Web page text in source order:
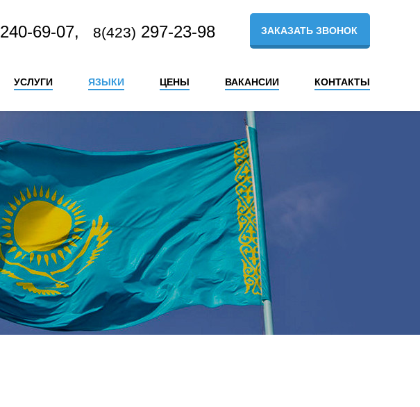
ЗАКАЗАТЬ ЗВОНОК
8(423) 297-23-98
240-69-07,
КОНТАКТЫ
ВАКАНСИИ
ЦЕНЫ
ЯЗЫКИ
УСЛУГИ